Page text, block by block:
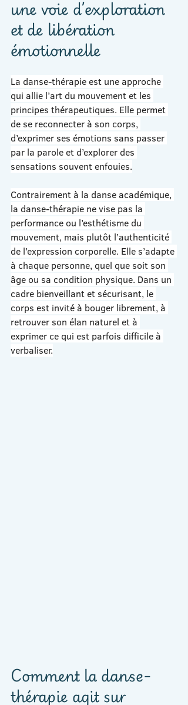
une voie d’exploration
et de libération
émotionnelle
La danse-thérapie est une approche
qui allie l’art du mouvement et les
principes thérapeutiques. Elle permet
de se reconnecter à son corps,
d’exprimer ses émotions sans passer
par la parole et d’explorer des
sensations souvent enfouies.
Contrairement à la danse académique,
la danse-thérapie ne vise pas la
performance ou l’esthétisme du
mouvement, mais plutôt l’authenticité
de l’expression corporelle. Elle s’adapte
à chaque personne, quel que soit son
âge ou sa condition physique. Dans un
cadre bienveillant et sécurisant, le
corps est invité à bouger librement, à
retrouver son élan naturel et à
exprimer ce qui est parfois difficile à
verbaliser.
Comment la danse-
thérapie agit sur